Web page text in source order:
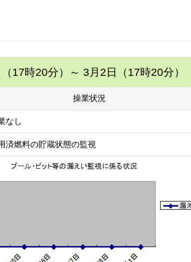
17時20分） ～ 3月2日（17時20分）
操業状況
なし
済燃料の貯蔵状態の監視